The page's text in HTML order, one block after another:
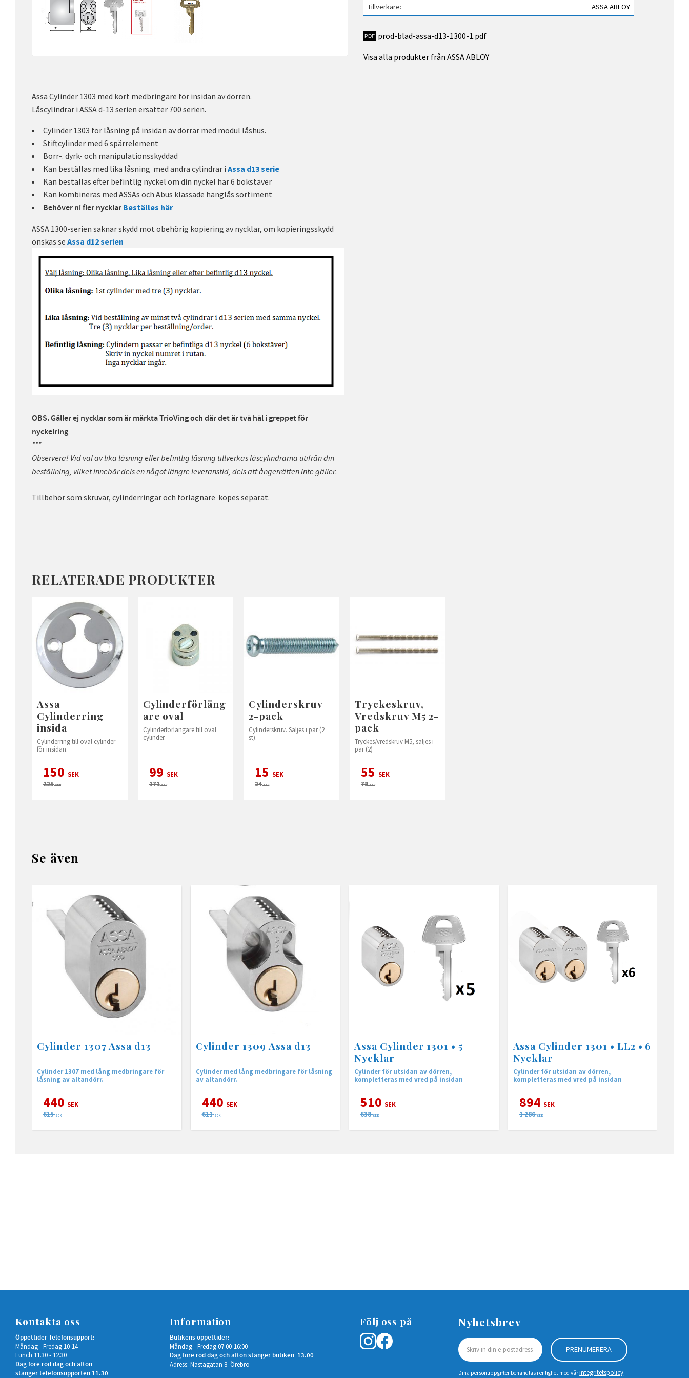
Tillverkare
ASSA ABLOY
prod-blad-assa-d13-1300-1.pdf
Visa alla produkter från ASSA ABLOY
Assa Cylinder 1303 med kort medbringare för insidan av dörren.
Låscylindrar i ASSA d-13 serien ersätter 700 serien.
Cylinder 1303 för låsning på insidan av dörrar med modul låshus.
Stiftcylinder med 6 spärrelement
Borr-. dyrk- och manipulationsskyddad
Kan beställas med lika låsning med andra cylindrar i Assa d13 serie
Kan beställas efter befintlig nyckel om din nyckel har 6 bokstäver
Kan kombineras med ASSAs och Abus klassade hänglås sortiment
Behöver ni fler nycklar Beställes här
ASSA 1300-serien saknar skydd mot obehörig kopiering av nycklar, om kopieringsskydd
önskas se Assa d12 serien
OBS. Gäller ej nycklar som är märkta TrioVing och där det är två hål i greppet för
nyckelring
***
Observera! Vid val av lika låsning eller befintlig låsning tillverkas låscylindrarna utifrån din
beställning, vilket innebär dels en något längre leveranstid, dels att ångerrätten inte gäller.
Tillbehör som skruvar, cylinderringar och förlägnare köpes separat.
RELATERADE PRODUKTER
Assa
Cylinderring
insida
Cylinderring till oval cylinder
för insidan.
150 SEK
225SEK
Cylinderförläng
are oval
Cylinderförlängare till oval
cylinder.
99 SEK
171SEK
Cylinderskruv
2-pack
Cylinderskruv. Säljes i par (2
st).
15 SEK
24SEK
Tryckeskruv,
Vredskruv M5 2-
pack
Tryckes/vredskruv M5, säljes i
par (2)
55 SEK
78SEK
Se även
Cylinder 1307 Assa d13
Cylinder 1307 med lång medbringare för
låsning av altandörr.
440 SEK
615 SEK
Cylinder 1309 Assa d13
Cylinder med lång medbringare för låsning
av altandörr.
440 SEK
611 SEK
Assa Cylinder 1301 • 5
Nycklar
Cylinder för utsidan av dörren,
kompletteras med vred på insidan
510 SEK
638 SEK
Assa Cylinder 1301 • LL2 • 6
Nycklar
Cylinder för utsidan av dörren,
kompletteras med vred på insidan
894 SEK
1 286 SEK
Kontakta oss
Öppettider Telefonsupport:
Måndag - Fredag 10-14
Lunch 11.30 - 12.30
Dag före röd dag och afton
stänger telefonsupporten 11.30
Information
Butikens öppettider:
Måndag - Fredag 07:00-16:00
Dag före röd dag och afton stänger butiken 13.00
Adress: Nastagatan 8 Örebro
Följ oss på Nyhetsbrev
PRENUMERERA
Dina personuppgifter behandlas i enlighet med vårintegritetspolicy.